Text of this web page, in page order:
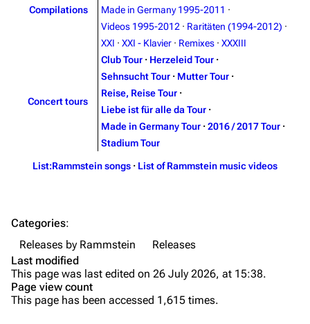
Videography
Merchandise
Videography
Song list
Tour dates
Merchandise
Till Lindemann
Discography
Tour dates
Merchandise
Flake Lorenz
Information
Discography
Members
Purge
Compilations
Made in Germany 1995-2011 ·
Videos 1995-2012 · Raritäten (1994-2012) ·
XXI · XXI - Klavier · Remixes · XXXIII
Concert tours
Club Tour · Herzeleid Tour ·
Sehnsucht Tour · Mutter Tour ·
Reise, Reise Tour ·
Liebe ist für alle da Tour ·
Made in Germany Tour · 2016 / 2017 Tour ·
Stadium Tour
List:Rammstein songs · List of Rammstein music videos
Categories:
Releases by Rammstein
Releases
Last modified
This page was last edited on 26 July 2026, at 15:38.
Page view count
This page has been accessed 1,615 times.